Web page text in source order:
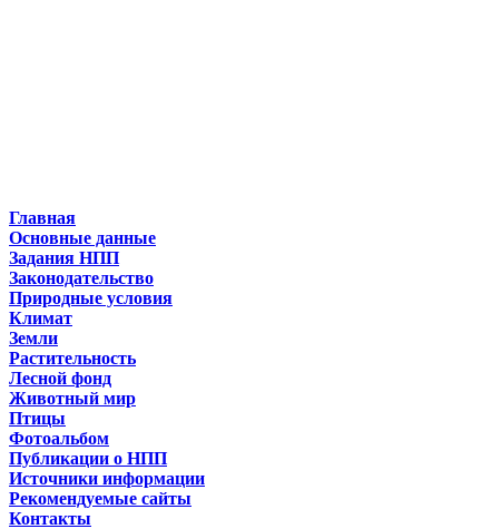
Главная
Основные данные
Задания НПП
Законодательство
Природные условия
Климат
Земли
Растительность
Лесной фонд
Животный мир
Птицы
Фотоальбом
Публикации о НПП
Источники информации
Рекомендуемые сайты
Контакты